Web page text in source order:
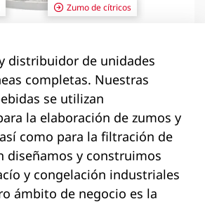
Zumo de cítricos
distribuidor de unidades
completas. Nuestras
se utilizan
la elaboración de zumos y
como para la filtración de
diseñamos y construimos
y congelación industriales
ámbito de negocio es la